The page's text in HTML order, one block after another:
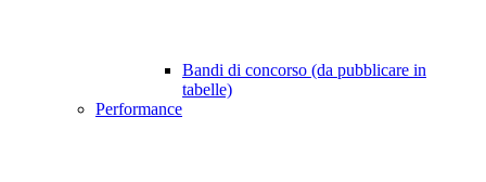
Bandi di concorso (da pubblicare in
tabelle)
Performance